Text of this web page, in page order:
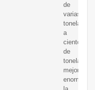
de
varias
toneladas
a
cientos
de
toneladas,
mejorando